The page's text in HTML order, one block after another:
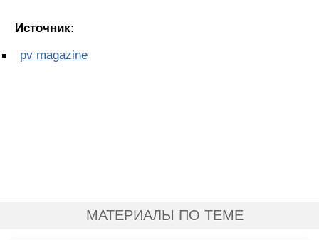
Источник:
pv magazine
МАТЕРИАЛЫ ПО ТЕМЕ